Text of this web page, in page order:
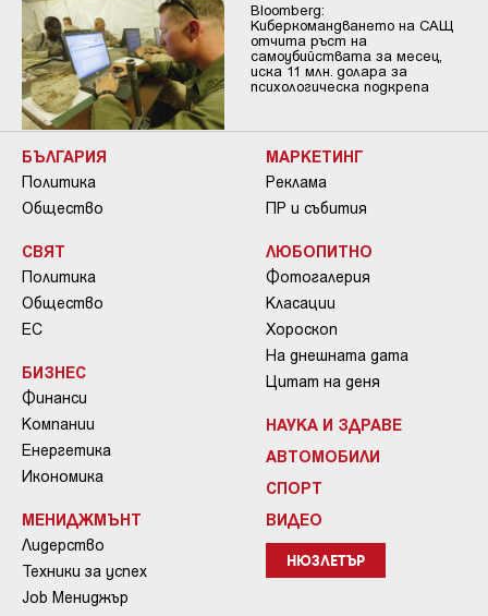
Bloomberg:
Киберкомандването на САЩ
отчита ръст на
самоубийствата за месец,
иска 11 млн. долара за
психологическа подкрепа
БЪЛГАРИЯ
Политика
Общество
СВЯТ
Политика
Общество
ЕС
БИЗНЕС
Финанси
Компании
Енергетика
Икономика
МЕНИДЖМЪНТ
Лидерство
Техники за успех
Job Мениджър
МАРКЕТИНГ
Реклама
ПР и събития
ЛЮБОПИТНО
Фотогалерия
Класации
Хороскоп
На днешната дата
Цитат на деня
НАУКА И ЗДРАВЕ
АВТОМОБИЛИ
СПОРТ
ВИДЕО
НЮЗЛЕТЪР